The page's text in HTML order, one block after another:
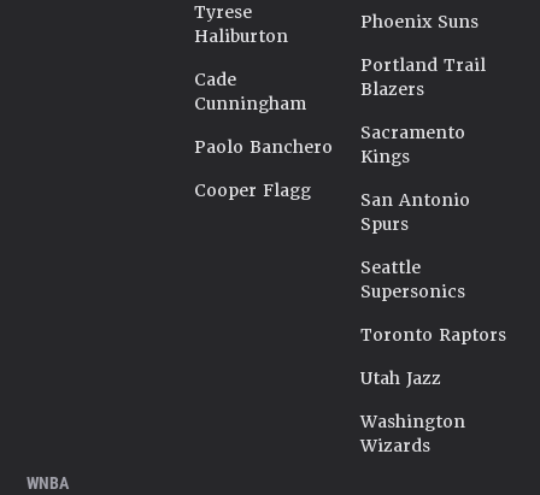
Tyrese
Haliburton
Cade
Cunningham
Paolo Banchero
Cooper Flagg
Phoenix Suns
Portland Trail
Blazers
Sacramento
Kings
San Antonio
Spurs
Seattle
Supersonics
Toronto Raptors
Utah Jazz
Washington
Wizards
WNBA